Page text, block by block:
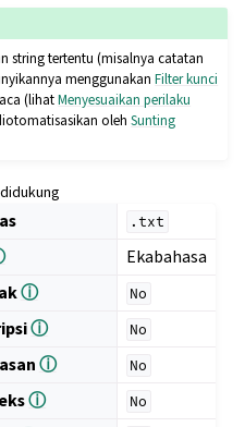
string tertentu (misalnya catatan
menggunakanFilter kunci
(lihatMenyesuaikan perilaku
olehSunting
.txt
Ekabahasa
ⓘ No
ⓘ No
ⓘ No
ⓘ No